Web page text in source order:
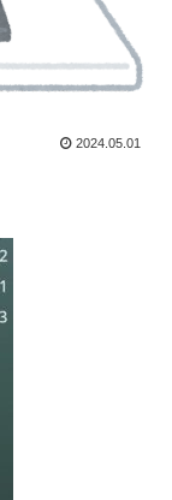
2024.05.01